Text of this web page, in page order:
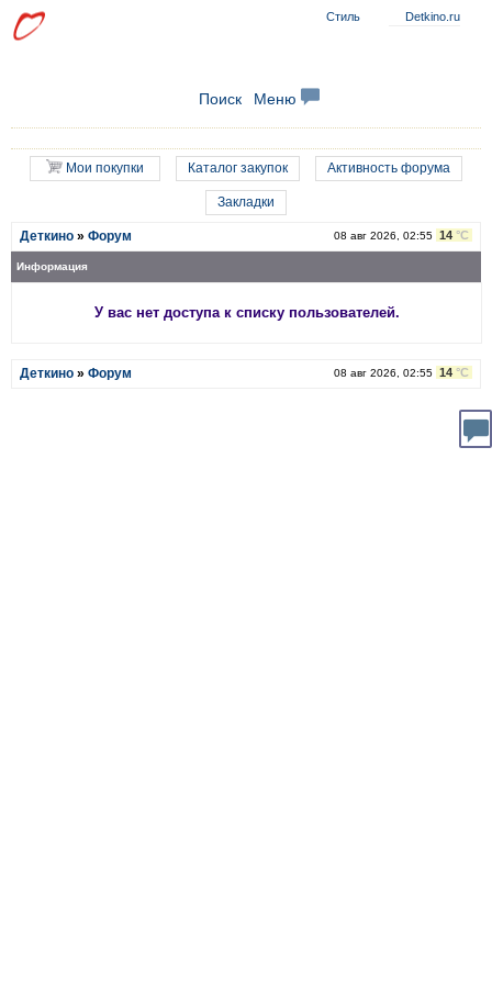
Detkino.ru
Стиль
Поиск Меню
Мои покупки Каталог закупок Активность форума
Закладки
Деткино » Форум 08 авг 2026, 02:55 14 °C
Информация
У вас нет доступа к списку пользователей.
Деткино » Форум 08 авг 2026, 02:55 14 °C